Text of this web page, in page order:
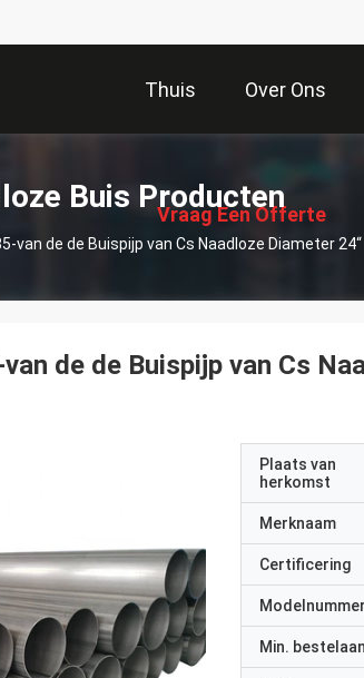
Thuis Over Ons
Vraag Een Offerte
Aan
Buis Producten
van de de Buispijp van Cs Naadloze Diameter
de de Buispijp van Cs
Plaats van
herkomst
Merknaam
Certificering
Modelnummer
Min.